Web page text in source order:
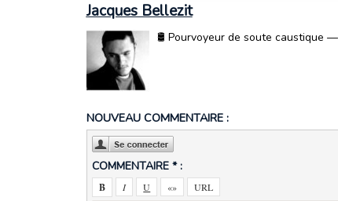
Jacques Bellezit
🛢️ Pourvoyeur de soute caustique
NOUVEAU COMMENTAIRE :
COMMENTAIRE * :